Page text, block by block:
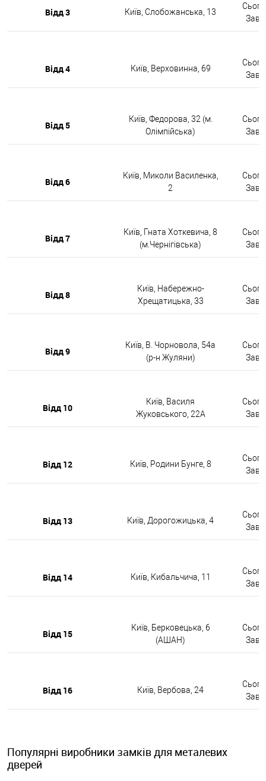
Відд 3 Київ, Слобожанська, 13
Відд 4 Київ, Верховинна, 69
Відд 5
Київ, Федорова, 32 (м.
Олімпійська)
Відд 6
Київ, Миколи Василенка,
2
Відд 7
Київ, Гната Хоткевича, 8
(м.Чернігівська)
Відд 8
Київ, Набережно-
Хрещатицька, 33
Відд 9
Київ, В. Чорновола, 54а
(р-н Жуляни)
Відд 10
Київ, Василя
Жуковського, 22А
Відд 12 Київ, Родини Бунге, 8
Відд 13 Київ, Дорогожицька, 4
Відд 14 Київ, Кибальчича, 11
Відд 15
Київ, Берковецька, 6
(АШАН)
Відд 16 Київ, Вербова, 24
Популярні виробники замків для металевих
дверей